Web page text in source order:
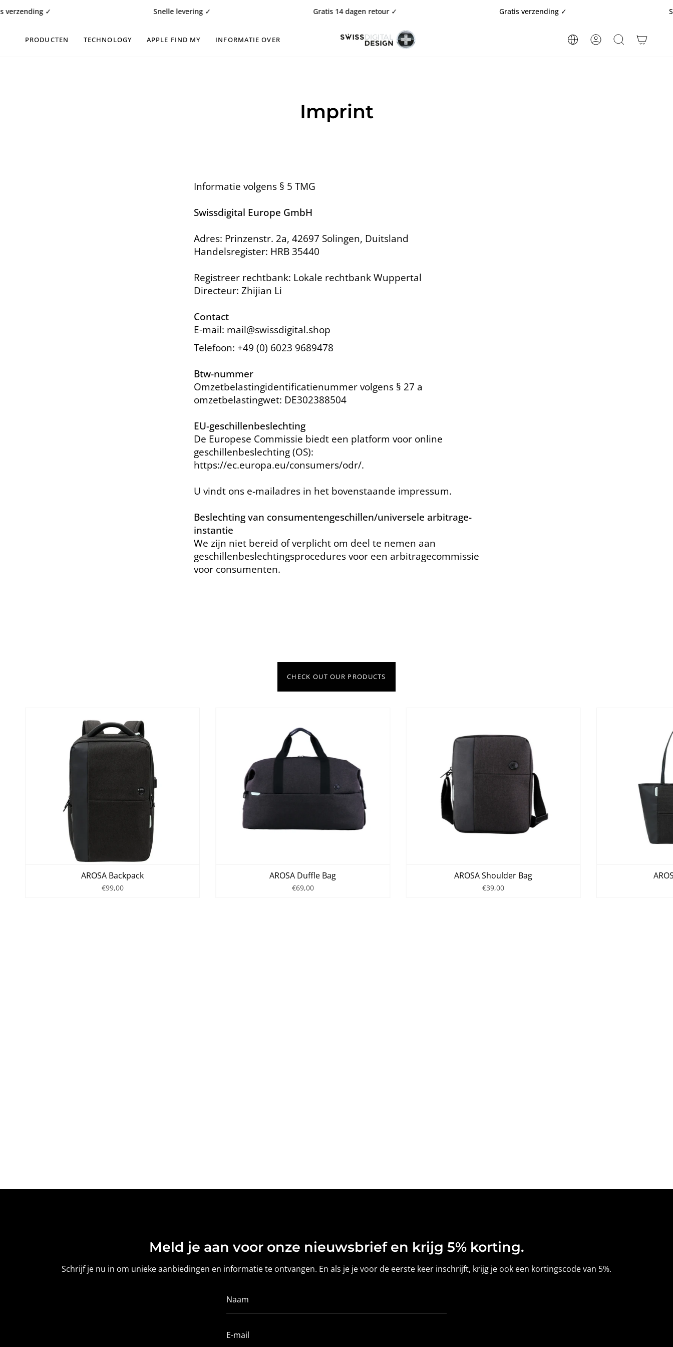
naar
✓ Snelle levering ✓ Gratis 14 dagen retour ✓ Gratis verzending ✓ Snelle
PRODUCTEN TECHNOLOGY APPLE FIND MY INFORMATIE OVER REKENINGZOEKOPDRACHT
Imprint
Informatie volgens § 5 TMG
Swissdigital Europe GmbH
Adres: Prinzenstr. 2a, 42697 Solingen, Duitsland
Handelsregister: HRB 35440
Registreer rechtbank: Lokale rechtbank Wuppertal
Directeur: Zhijian Li
Contact
E-mail: mail@swissdigital.shop
Telefoon: +49 (0) 6023 9689478
Btw-nummer
Omzetbelastingidentificatienummer volgens § 27 a
omzetbelastingwet: DE302388504
EU-geschillenbeslechting
De Europese Commissie biedt een platform voor online
geschillenbeslechting (OS):
https://ec.europa.eu/consumers/odr/.
U vindt ons e-mailadres in het bovenstaande impressum.
Beslechting van consumentengeschillen/universele arbitrage-
instantie
We zijn niet bereid of verplicht om deel te nemen aan
geschillenbeslechtingsprocedures voor een arbitragecommissie
voor consumenten.
CHECK OUT OUR PRODUCTS
AROSA Backpack
€99,00
AROSA Duffle Bag
€69,00
AROSA Shoulder Bag
€39,00
Meld je aan voor onze nieuwsbrief en krijg 5% korting.
Schrijf je nu in om unieke aanbiedingen en informatie te ontvangen. En als je je voor de eerste keer inschrijft, krijg je ook een kortingscode van 5%.